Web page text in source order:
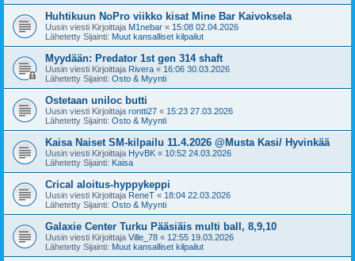
Huhtikuun NoPro viikko kisat Mine Bar Kaivoksela
Uusin viesti Kirjoittaja M1nebar « 15:08 02.04.2026
Lähetetty Sijainti: Muut kansalliset kilpailut
Myydään: Predator 1st gen 314 shaft
Uusin viesti Kirjoittaja Rivera « 16:06 30.03.2026
Lähetetty Sijainti: Osto & Myynti
Ostetaan uniloc butti
Uusin viesti Kirjoittaja rontti27 « 15:23 27.03.2026
Lähetetty Sijainti: Osto & Myynti
Kaisa Naiset SM-kilpailu 11.4.2026 @Musta Kasi/ Hyvinkää
Uusin viesti Kirjoittaja HyvBK « 10:52 24.03.2026
Lähetetty Sijainti: Kaisa
Crical aloitus-hyppykeppi
Uusin viesti Kirjoittaja ReneT « 18:04 22.03.2026
Lähetetty Sijainti: Osto & Myynti
Galaxie Center Turku Pääsiäis multi ball, 8,9,10
Uusin viesti Kirjoittaja Ville_78 « 12:55 19.03.2026
Lähetetty Sijainti: Muut kansalliset kilpailut